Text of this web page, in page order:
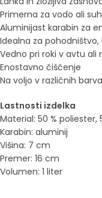
Primerna za vodo ali
Aluminijast karabin za
Idealna za
Vedno pri roki v avtu ali
Enostavno čiščenje
Na voljo v različnih
Lastnosti izdelka
Material: 50 % poliester,
Karabin: aluminij
Višina: 7 cm
Premer: 16 cm
Volumen: 1 liter